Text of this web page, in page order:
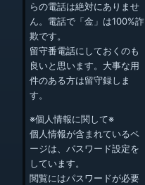
らの電話は絶対にありませ
ん。電話で「金」は100%詐
欺です。
留守番電話にしておくのも
良いと思います。大事な用
件のある方は留守録しま
す。
※個人情報に関して※
個人情報が含まれているペ
ージは、パスワード設定を
しています。
閲覧にはパスワードが必要